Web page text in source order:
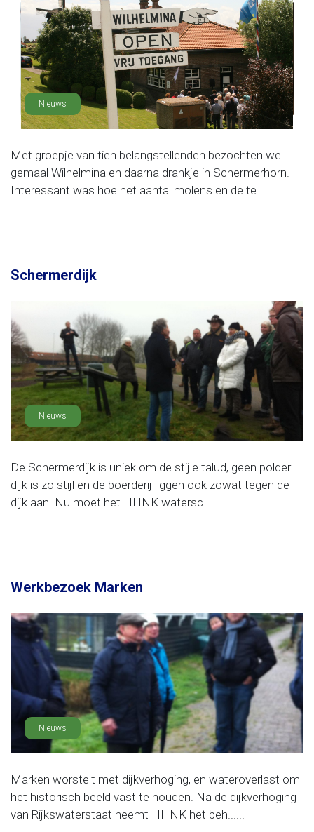
Nieuws
Met groepje van tien belangstellenden bezochten we
gemaal Wilhelmina en daarna drankje in Schermerhorn.
Interessant was hoe het aantal molens en de te......
Schermerdijk
Nieuws
De Schermerdijk is uniek om de stijle talud, geen polder
dijk is zo stijl en de boerderij liggen ook zowat tegen de
dijk aan. Nu moet het HHNK watersc......
Werkbezoek Marken
Nieuws
Marken worstelt met dijkverhoging, en wateroverlast om
het historisch beeld vast te houden. Na de dijkverhoging
van Rijkswaterstaat neemt HHNK het beh......